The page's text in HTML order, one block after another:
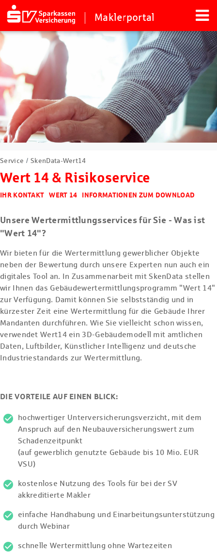
Maklerportal
Service SkenData-Wert14
Wert 14 & Risikoservice
IHR KONTAKT WERT 14 INFORMATIONEN ZUM DOWNLOAD
Unsere Wertermittlungsservices für Sie - Was ist
"Wert 14"?
Wir bieten für die Wertermittlung gewerblicher Objekte
neben der Bewertung durch unsere Experten nun auch ein
digitales Tool an. In Zusammenarbeit mit SkenData stellen
wir Ihnen das Gebäudewertermittlungsprogramm "Wert 14"
zur Verfügung. Damit können Sie selbstständig und in
kürzester Zeit eine Wertermittlung für die Gebäude Ihrer
Mandanten durchführen. Wie Sie vielleicht schon wissen,
verwendet Wert14 ein 3D-Gebäudemodell mit amtlichen
Daten, Luftbilder, Künstlicher Intelligenz und deutsche
Industriestandards zur Wertermittlung.
DIE VORTEILE AUF EINEN BLICK:
hochwertiger Unterversicherungsverzicht, mit dem
Anspruch auf den Neubauversicherungswert zum
Schadenzeitpunkt
(auf gewerblich genutzte Gebäude bis 10 Mio. EUR
VSU)
kostenlose Nutzung des Tools für bei der SV
akkreditierte Makler
einfache Handhabung und Einarbeitungsunterstützung
durch Webinar
schnelle Wertermittlung ohne Wartezeiten